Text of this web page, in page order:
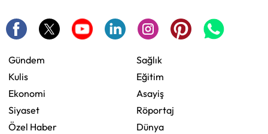
Gündem
Kulis
Ekonomi
Siyaset
Özel Haber
Sağlık
Eğitim
Asayiş
Röportaj
Dünya